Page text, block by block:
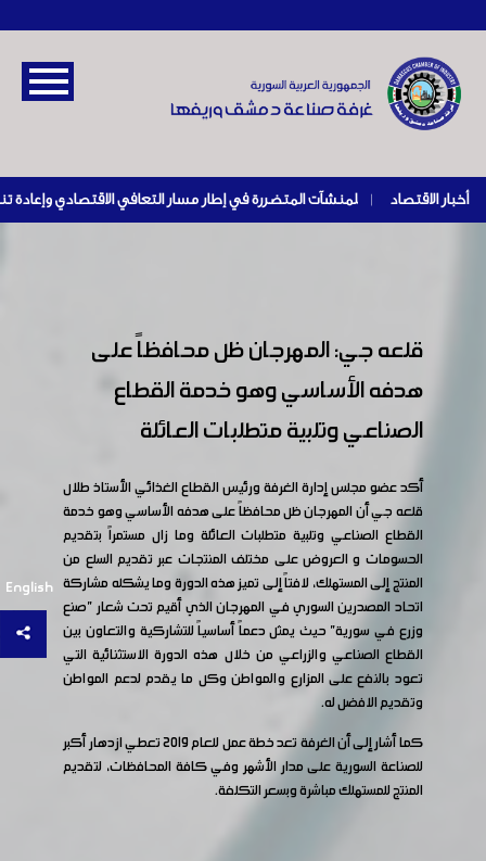
أخبار الاقتصاد |
English
قلعه جي: المهرجان ظل محافظاً على
هدفه الأساسي وهو خدمة القطاع
الصناعي وتلبية متطلبات العائلة
أكد عضو مجلس إدارة الغرفة ورئيس القطاع الغذائي الأستاذ طلال
قلعه جي أن المهرجان ظل محافظاً على هدفه الأساسي وهو خدمة
القطاع الصناعي وتلبية متطلبات العائلة وما زال مستمراً بتقديم
الحسومات و العروض على مختلف المنتجات عبر تقديم السلع من
المنتج إلى المستهلك، لافتاً إلى تميز هذه الدورة وما يشكله مشاركة
اتحاد المصدرين السوري في المهرجان الذي أقيم تحت شعار "صنع
وزرع في سورية" حيث يمثل دعماً أساسياً للتشاركية والتعاون بين
القطاع الصناعي والزراعي من خلال هذه الدورة الاستثنائية التي
تعود بالنفع على المزارع والمواطن وكل ما يقدم لدعم المواطن
وتقديم الافضل له.
كما أشار إلى أن الغرفة تعد خطة عمل للعام 2019 تعطي ازدهار أكبر
للصناعة السورية على مدار الأشهر وفي كافة المحافظات، لتقديم
المنتج للمستهلك مباشرة وبسعر التكلفة.